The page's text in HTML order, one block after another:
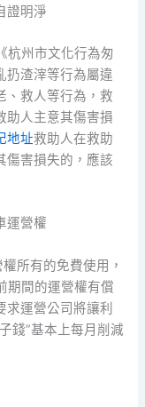
證明淨
《杭州市文化行為匆
扔渣滓等行為屬違
、救人等行為，救
助人主意其傷害損
地址救助人在救助
傷害損失的，應該
運營權
所有的免費使用，
期間的運營權有償
運營公司將讓利
錢”基本上每月削減